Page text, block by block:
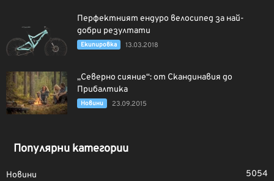
Перфектният ендуро велосипед за най-
добри резултати
Екипировка 13.03.2018
„Северно сияние“: от Скандинавия до
Прибалтика
Новини 23.09.2015
Популярни категории
Новини
5054